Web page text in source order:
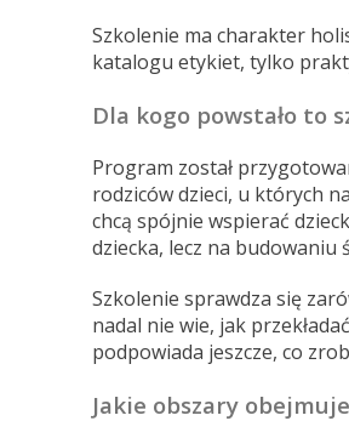
Szkolenie ma charakter
katalogu etykiet, tylko
Dla kogo powstało to
Program został
rodziców dzieci, u których
chcą spójnie wspierać
dziecka, lecz na budowaniu
Szkolenie sprawdza się
nadal nie wie, jak
podpowiada jeszcze, co
Jakie obszary